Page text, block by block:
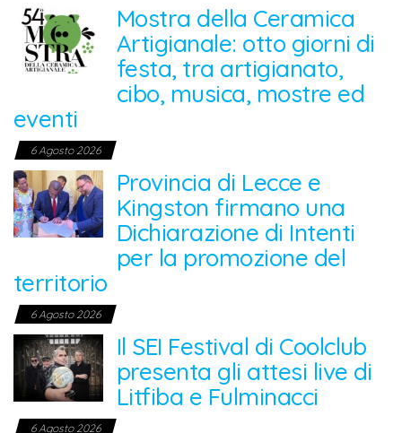
Mostra della Ceramica
Artigianale: otto giorni di
festa, tra artigianato,
cibo, musica, mostre ed
eventi
6 Agosto 2026
Provincia di Lecce e
Kingston firmano una
Dichiarazione di Intenti
per la promozione del
territorio
6 Agosto 2026
Il SEI Festival di Coolclub
presenta gli attesi live di
Litfiba e Fulminacci
6 Agosto 2026